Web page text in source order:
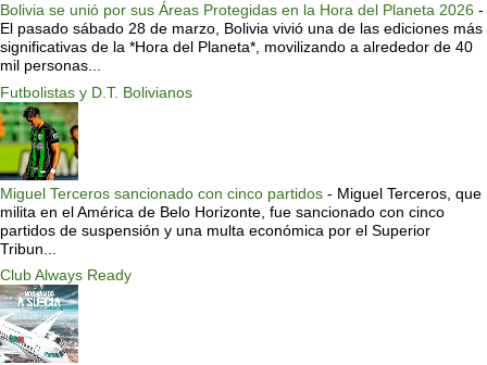
Bolivia se unió por sus Áreas Protegidas en la Hora del Planeta 2026 -
El pasado sábado 28 de marzo, Bolivia vivió una de las ediciones más
significativas de la *Hora del Planeta*, movilizando a alrededor de 40
mil personas...
Futbolistas y D.T. Bolivianos
Miguel Terceros sancionado con cinco partidos - Miguel Terceros, que
milita en el América de Belo Horizonte, fue sancionado con cinco
partidos de suspensión y una multa económica por el Superior
Tribun...
Club Always Ready